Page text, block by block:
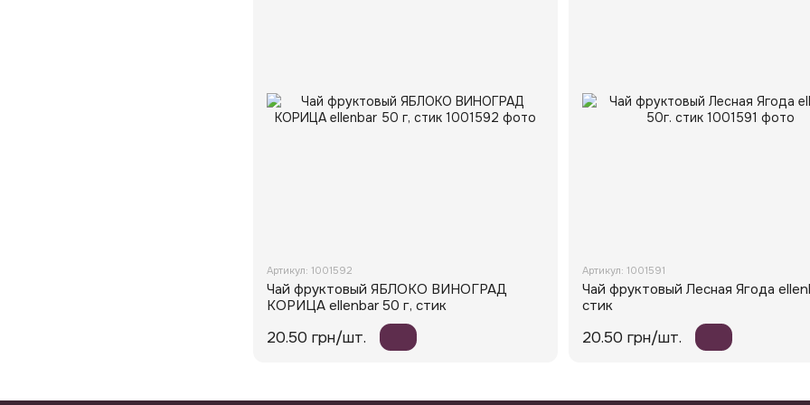
Артикул: 1001592
Чай фруктовый ЯБЛОКО ВИНОГРАД
КОРИЦА ellenbar 50 г, стик
20.50 грн/шт.
Артикул: 1001591
Чай фруктовый Лесная Ягода
стик
20.50 грн/шт.